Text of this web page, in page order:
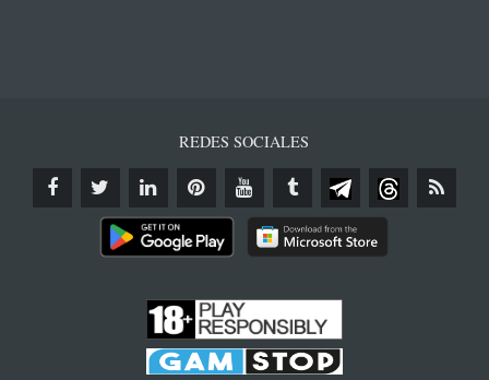
REDES SOCIALES